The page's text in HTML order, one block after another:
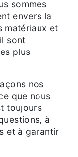
sommes
envers la
matériaux et
sont
plus
nos
que nous
toujours
à
et à garantir